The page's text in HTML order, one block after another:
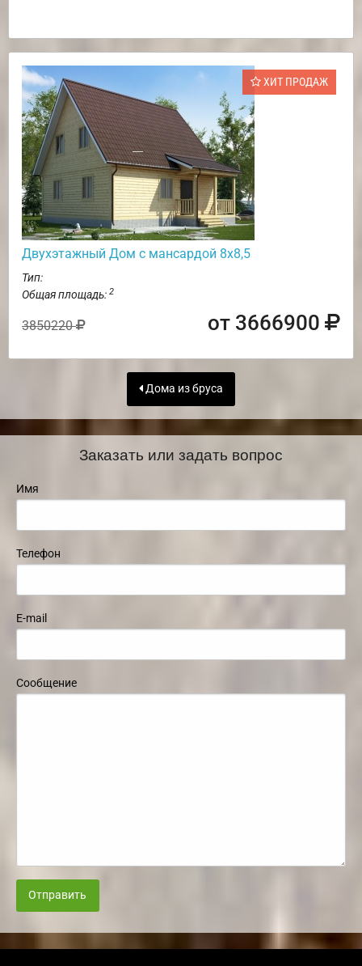
ХИТ ПРОДАЖ
Двухэтажный Дом с мансардой 8х8,5
Тип:
Общая площадь: 2
3850220 от 3666900
Дома из бруса
Заказать или задать вопрос
Имя
Телефон
E-mail
Сообщение
Отправить